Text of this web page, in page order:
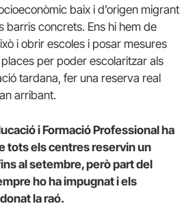
baix i d’origen migrant
barris concrets. Ens hi hem de
i obrir escoles i posar mesures
per poder escolaritzar als
tardana, fer una reserva real
arribant.
i Formació Professional ha
tots els centres reservin un
al setembre, però part del
ho ha impugnat i els
la raó.